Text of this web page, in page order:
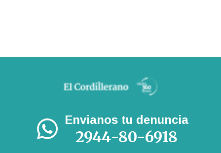
Envianos tu denuncia
2944-80-6918